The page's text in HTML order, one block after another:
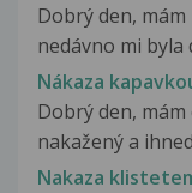
Dobrý den, mám
nedávno mi byla
Nákaza
Dobrý den,
nakažený a
Nakaza